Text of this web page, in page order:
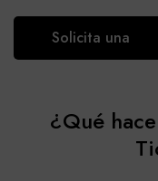
Solicita una
¿Qué